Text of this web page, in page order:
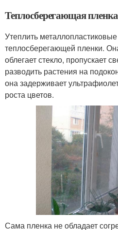
Теплосберегающая пленка
Утеплить
теплосберегающей пленки.
облегает стекло, пропускает
разводить растения на
она задерживает
роста цветов.
Сама пленка не обладает